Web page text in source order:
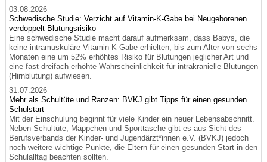
03.08.2026
Schwedische Studie: Verzicht auf Vitamin-K-Gabe bei Neugeborenen
verdoppelt Blutungsrisiko
Eine schwedische Studie macht darauf aufmerksam, dass Babys, die
keine intramuskuläre Vitamin-K-Gabe erhielten, bis zum Alter von sechs
Monaten eine um 52% erhöhtes Risiko für Blutungen jeglicher Art und
eine fast dreifach erhöhte Wahrscheinlichkeit für intrakranielle Blutungen
(Hirnblutung) aufwiesen.
31.07.2026
Mehr als Schultüte und Ranzen: BVKJ gibt Tipps für einen gesunden
Schulstart
Mit der Einschulung beginnt für viele Kinder ein neuer Lebensabschnitt.
Neben Schultüte, Mäppchen und Sporttasche gibt es aus Sicht des
Berufsverbands der Kinder- und Jugendärzt*innen e.V. (BVKJ) jedoch
noch weitere wichtige Punkte, die Eltern für einen gesunden Start in den
Schulalltag beachten sollten.